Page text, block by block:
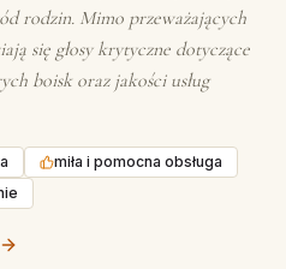
rodzin. Mimo przeważających
się głosy krytyczne dotyczące
boisk oraz jakości usług
miła i pomocna obsługa